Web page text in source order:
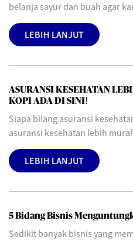
belanja sayur dan buah agar
LEBIH LANJUT
ASURANSI KESEHATAN
KOPI ADA DI SINI!
Siapa bilang asuransi
asuransi kesehatan lebih
LEBIH LANJUT
5 Bidang Bisnis
Sedikit banyak bisnis yang